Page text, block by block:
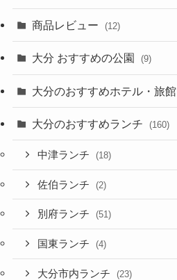
商品レビュー (12)
大分 おすすめの公園 (9)
大分のおすすめホテル・旅館
大分のおすすめランチ (160)
中津ランチ (18)
佐伯ランチ (2)
別府ランチ (51)
国東ランチ (4)
大分市内ランチ (23)